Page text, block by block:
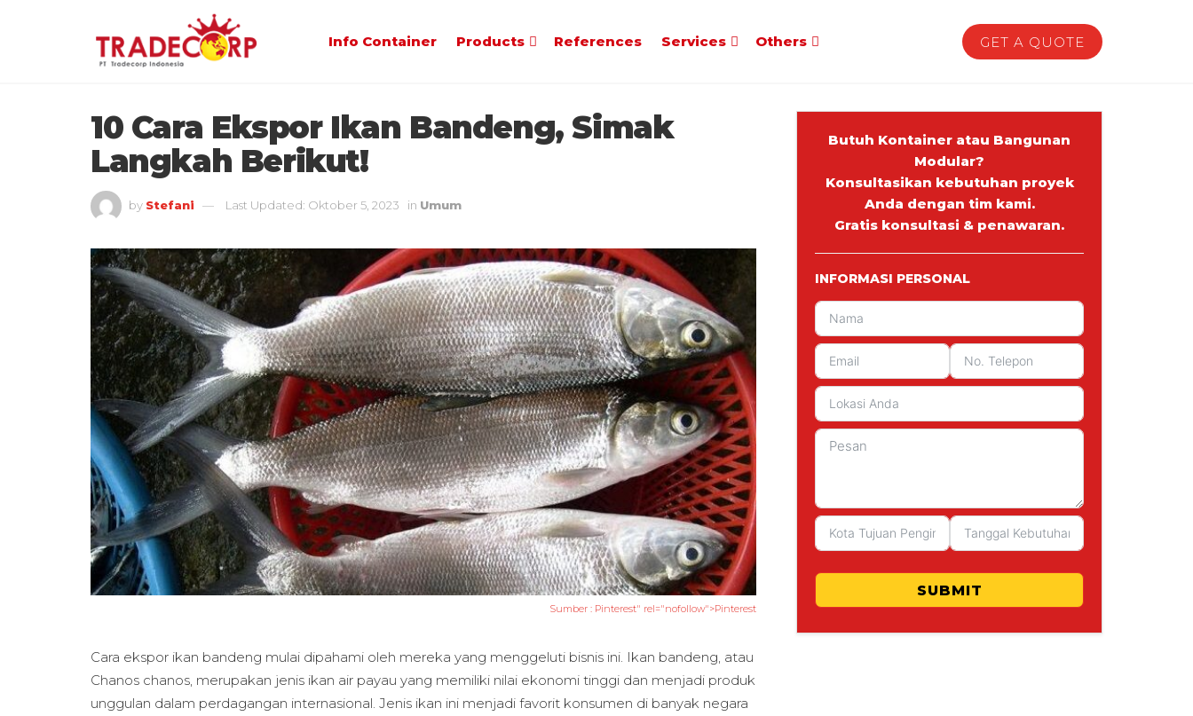
Info Container Products References Services Others GET A QUOTE
10 Cara Ekspor Ikan Bandeng, Simak
Langkah Berikut!
by Stefani Last Updated: Oktober 5, 2023 in Umum
Sumber : Pinterest" rel="nofollow">Pinterest
Cara ekspor ikan bandeng mulai dipahami oleh mereka yang menggeluti bisnis ini. Ikan bandeng, atau
Chanos chanos, merupakan jenis ikan air payau yang memiliki nilai ekonomi tinggi dan menjadi produk
unggulan dalam perdagangan internasional. Jenis ikan ini menjadi favorit konsumen di banyak negara
Butuh Kontainer atau Bangunan
Modular?
Konsultasikan kebutuhan proyek
Anda dengan tim kami.
Gratis konsultasi & penawaran.
INFORMASI PERSONAL
SUBMIT